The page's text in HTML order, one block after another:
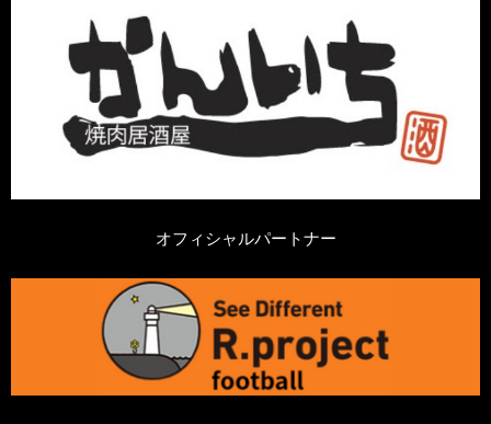
オフィシャルパートナー